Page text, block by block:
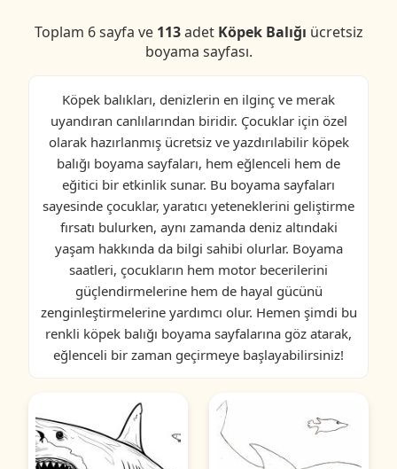
Toplam 6 sayfa ve 113adet Köpek Balığı ücretsiz
boyama sayfası.
Köpek balıkları, denizlerin en ilginç ve merak
uyandıran canlılarından biridir. Çocuklar için özel
olarak hazırlanmış ücretsiz ve yazdırılabilir köpek
balığı boyama sayfaları, hem eğlenceli hem de
eğitici bir etkinlik sunar. Bu boyama sayfaları
sayesinde çocuklar, yaratıcı yeteneklerini geliştirme
fırsatı bulurken, aynı zamanda deniz altındaki
yaşam hakkında da bilgi sahibi olurlar. Boyama
saatleri, çocukların hem motor becerilerini
güçlendirmelerine hem de hayal gücünü
zenginleştirmelerine yardımcı olur. Hemen şimdi bu
renkli köpek balığı boyama sayfalarına göz atarak,
eğlenceli bir zaman geçirmeye başlayabilirsiniz!